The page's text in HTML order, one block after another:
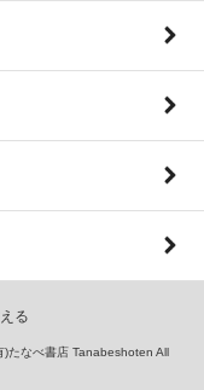
る
たなべ書店 Tanabeshoten All